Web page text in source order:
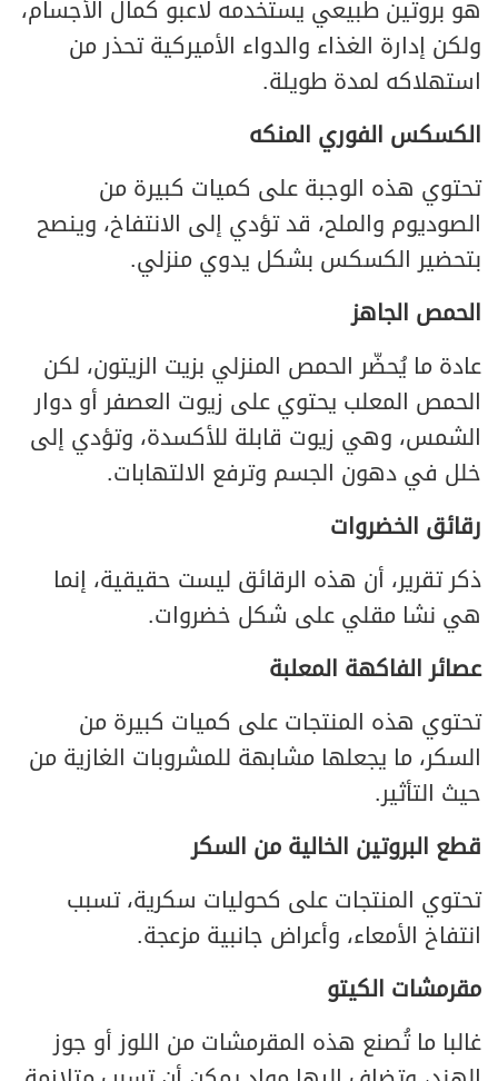
هو بروتين طبيعي يستخدمه لاعبو كمال الأجسام،
ولكن إدارة الغذاء والدواء الأميركية تحذر من
استهلاكه لمدة طويلة.
الكسكس الفوري المنكه
تحتوي هذه الوجبة على كميات كبيرة من
الصوديوم والملح، قد تؤدي إلى الانتفاخ، وينصح
بتحضير الكسكس بشكل يدوي منزلي.
الحمص الجاهز
عادة ما يُحضّر الحمص المنزلي بزيت الزيتون، لكن
الحمص المعلب يحتوي على زيوت العصفر أو دوار
الشمس، وهي زيوت قابلة للأكسدة، وتؤدي إلى
خلل في دهون الجسم وترفع الالتهابات.
رقائق الخضروات
ذكر تقرير، أن هذه الرقائق ليست حقيقية، إنما
هي نشا مقلي على شكل خضروات.
عصائر الفاكهة المعلبة
تحتوي هذه المنتجات على كميات كبيرة من
السكر، ما يجعلها مشابهة للمشروبات الغازية من
حيث التأثير.
قطع البروتين الخالية من السكر
تحتوي المنتجات على كحوليات سكرية، تسبب
انتفاخ الأمعاء، وأعراض جانبية مزعجة.
مقرمشات الكيتو
غالبا ما تُصنع هذه المقرمشات من اللوز أو جوز